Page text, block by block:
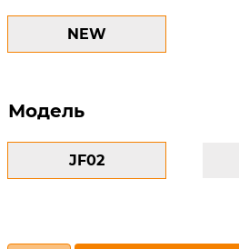
NEW
Модель
JF02